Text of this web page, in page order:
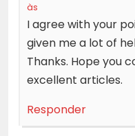
às
I agree with your
given me a lot of
Thanks. Hope you
excellent articles.
Responder